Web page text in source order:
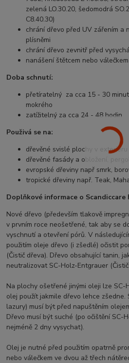
zelená LO.30.20, šedomodrá
C8.40.30)
chrání dřevo před UV zářením a
plísněmi
chrání dřevo zevnitř před
nanášení štětcem nebo válečkem
Doba schnutí:
přetíratelný za cca 15 - 30
mokrého
zatížitelný za cca 24 - 48 hodin
Použivá se na:
dřevěné svislé plochy v exteriéru
dřevěné fasády a obložení,
evropské dřeviny např smrk,
tropické dřeviny např. Teak,
Doplňkové informace o Scandiccare
Nové dřevo (především tlakově
v prvním roce neošetřené, tak aby se
vyschnutí a otevření pórů. V
použitím oleje dřevo (i zšedlé) očistit
(Čistič dřeva). Dřevo obsahující tanin,
neutralizovat SC-Holz-Entgrauer
Na plochy ošetřené jinými oleji lze SC-
olej použít jakmile dřevo lehce zšedne.
lazury) musí být před napuštěním
Dřevo musí být suché (po očištění SC-
nejméně 2 dny vysychat).
Olej je nutné před použitím opatrně
nebo válečkem ve dvou až třech